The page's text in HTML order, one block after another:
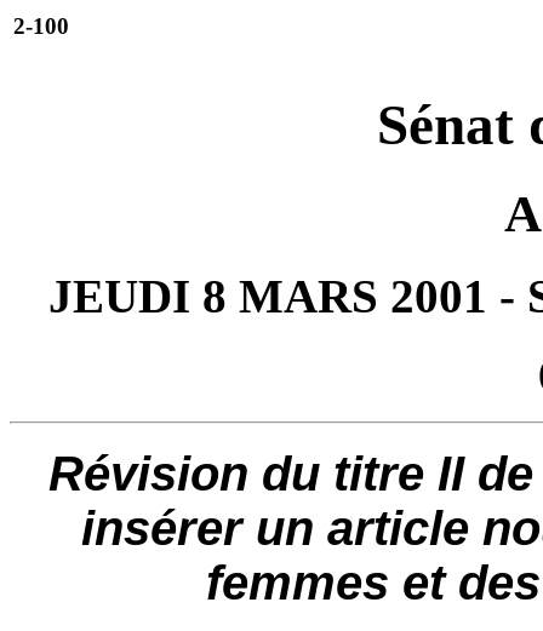
2-100
Sénat
JEUDI 8 MARS 2001
Révision du titre II
insérer un article
femmes et